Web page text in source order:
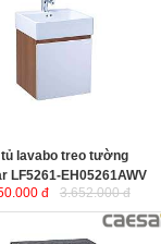
lavabo treo tường
LF5261-EH05261AWV
đ
3.652.000 đ